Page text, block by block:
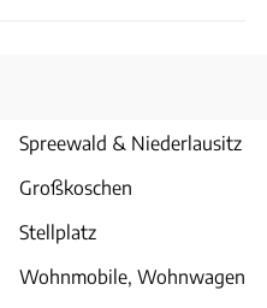
Spreewald & Niederlausitz
Großkoschen
Stellplatz
Wohnmobile, Wohnwagen